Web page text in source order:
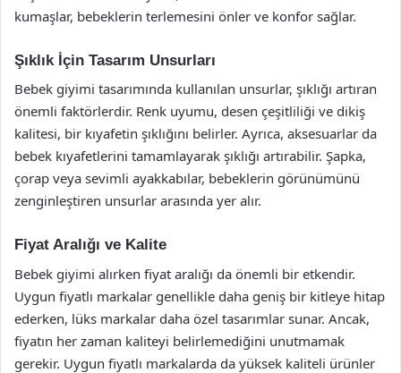
kumaşlar, bebeklerin terlemesini önler ve konfor sağlar.
Şıklık İçin Tasarım Unsurları
Bebek giyimi tasarımında kullanılan unsurlar, şıklığı artıran
önemli faktörlerdir. Renk uyumu, desen çeşitliliği ve dikiş
kalitesi, bir kıyafetin şıklığını belirler. Ayrıca, aksesuarlar da
bebek kıyafetlerini tamamlayarak şıklığı artırabilir. Şapka,
çorap veya sevimli ayakkabılar, bebeklerin görünümünü
zenginleştiren unsurlar arasında yer alır.
Fiyat Aralığı ve Kalite
Bebek giyimi alırken fiyat aralığı da önemli bir etkendir.
Uygun fiyatlı markalar genellikle daha geniş bir kitleye hitap
ederken, lüks markalar daha özel tasarımlar sunar. Ancak,
fiyatın her zaman kaliteyi belirlemediğini unutmamak
gerekir. Uygun fiyatlı markalarda da yüksek kaliteli ürünler